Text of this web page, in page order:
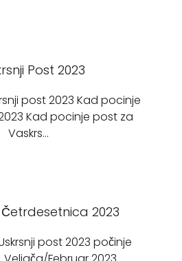
Post 2023
post 2023 Kad pocinje
Kad pocinje post za
Vaskrs…
2023
post 2023 počinje